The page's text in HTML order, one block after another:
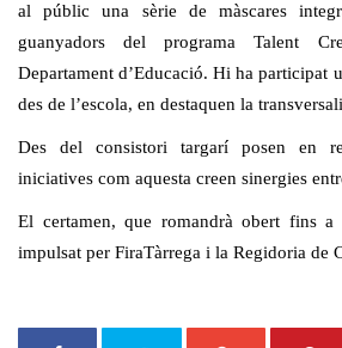
al públic una sèrie de màscares
guanyadors del programa Talent
Departament d’Educació. Hi ha participat
des de l’escola, en destaquen la
Des del consistori targarí posen en
iniciatives com aquesta creen sinergies
El certamen, que romandrà obert fins a
impulsat per FiraTàrrega i la Regidoria de